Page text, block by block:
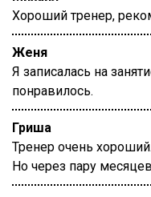
Хороший тренер,
Женя
Я записалась на
понравилось.
Гриша
Тренер очень
Но через пару